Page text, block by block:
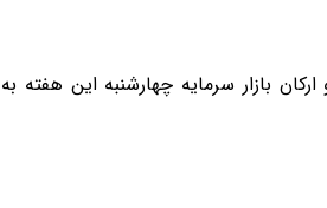
بازار سرمایه چهارشنبه این هفته به